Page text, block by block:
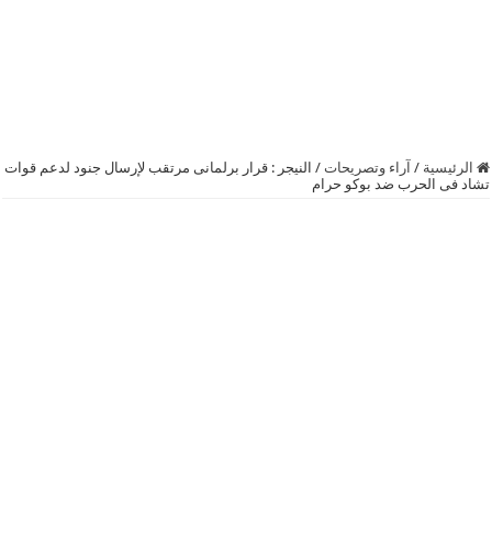
الرئيسية / آراء وتصريحات / النيجر : قرار برلمانى مرتقب لإرسال جنود لدعم قوات
تشاد فى الحرب ضد ‫‏بوكو حرام‬